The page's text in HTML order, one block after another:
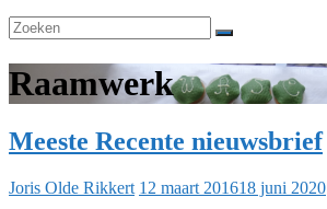
Raamwerk
Meeste Recente nieuwsbrief
Joris Olde Rikkert 12 maart 201618 juni 2020